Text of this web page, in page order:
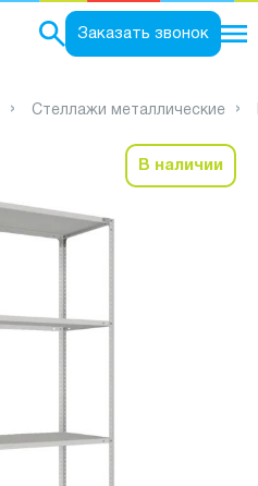
Заказать звонок
Стеллажи металлические
В наличии